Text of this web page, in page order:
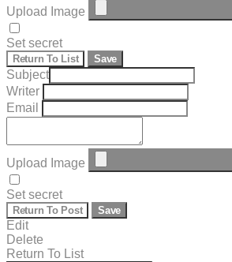
Upload Image
Set secret
Return To List Save
Subject
Writer
Email
Upload Image
Set secret
Return To Post Save
Edit
Delete
Return To List